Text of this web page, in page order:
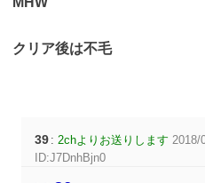
クリア後は不毛
39 : 2chよりお送りします 2018/
ID:J7DnhBjn0